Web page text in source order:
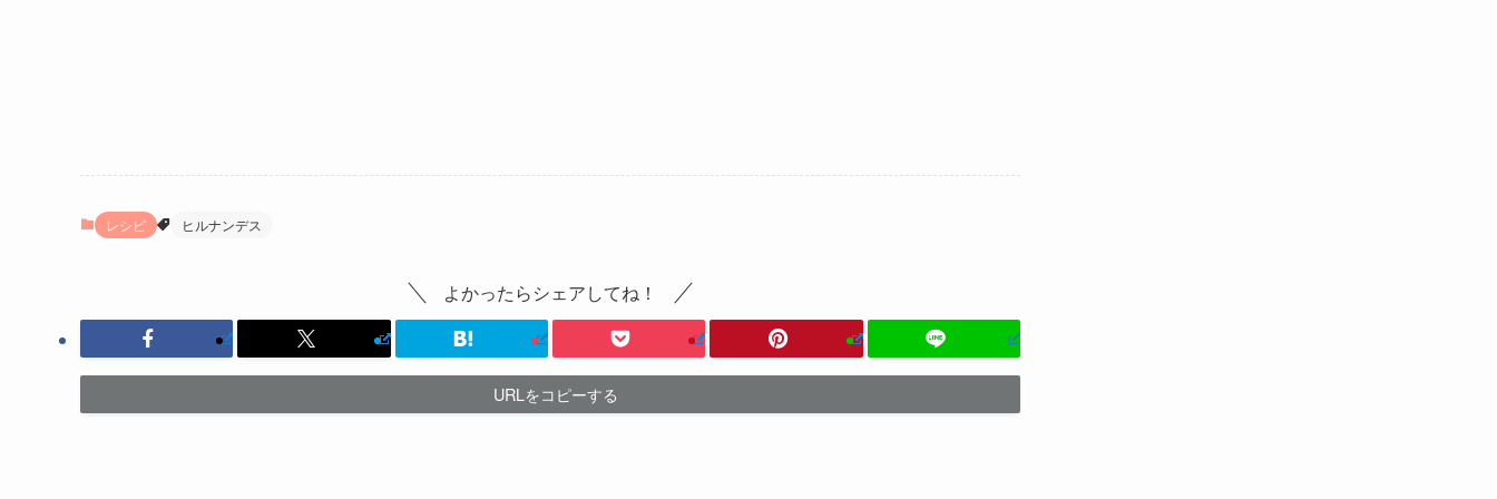
レシピ ヒルナンデス
よかったらシェアしてね！
URLをコピーする